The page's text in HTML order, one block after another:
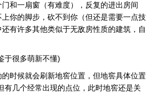
和一扇窗（有难度），反复的进出房间
你的脚步，砍不到你（但还是需要一点技
有许多其他类似于无敌房性质的建筑，自
于很多萌新不懂)
时候就会刷新地窖位置，但地窖具体位置
有几个经常出现的点位，此时地窖还是关